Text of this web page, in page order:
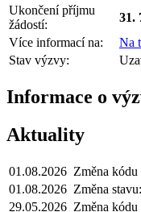
Ukončení příjmu
žádostí:
31.
Více informací na:
Na
Stav výzvy:
Informace o
Aktuality
01.08.2026 Změna
01.08.2026 Změna
29.05.2026 Změna kódu